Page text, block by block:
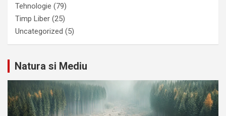
Tehnologie (79)
Timp Liber (25)
Uncategorized (5)
Natura si Mediu